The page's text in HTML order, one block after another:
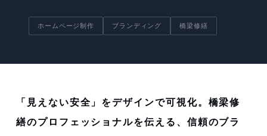
ホームページ制作 ブランディング 橋梁修繕
「見えない安全」をデザインで可視化。橋梁修
繕のプロフェッショナルを伝える、信頼のブラ